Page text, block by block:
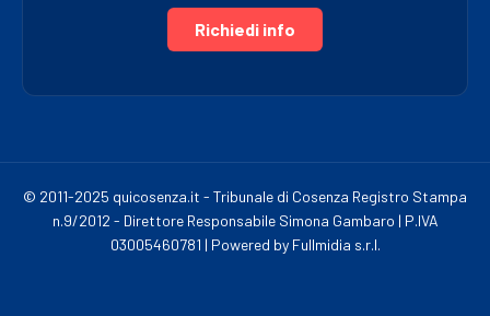
Richiedi info
© 2011-2025 quicosenza.it - Tribunale di Cosenza Registro Stampa
n.9/2012 - Direttore Responsabile Simona Gambaro | P.IVA
03005460781 | Powered by Fullmidia s.r.l.